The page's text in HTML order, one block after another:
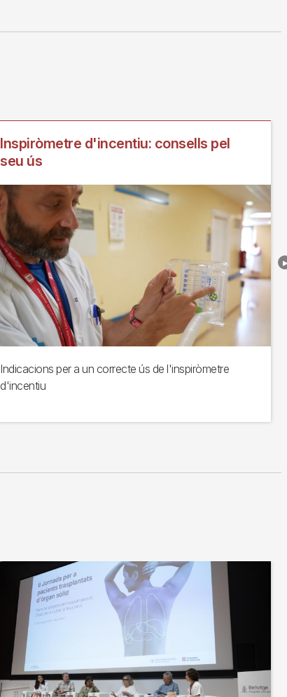
Inspiròmetre d'incentiu: consells pel
seu ús
Indicacions per a un correcte ús de l'inspiròmetre
d'incentiu